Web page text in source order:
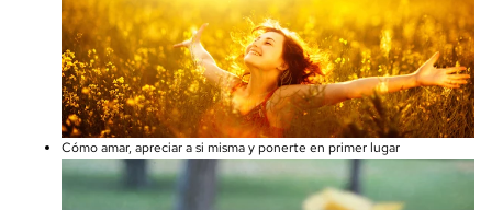
Cómo amar, apreciar a si misma y ponerte en primer lugar